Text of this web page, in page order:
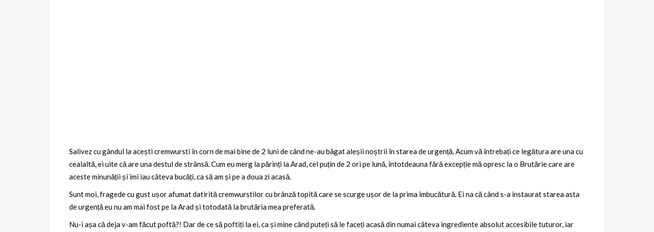
Salivez cu gândul la acești cremwursti în corn de mai bine de 2 luni de când ne-au băgat aleșii noștrii în starea de urgență. Acum vă întrebați ce legătura are una cu
cealaltă, ei uite că are una destul de strânsă. Cum eu merg la părinți la Arad, cel puțin de 2 ori pe lună, întotdeauna fără excepție mă opresc la o Brutărie care are
aceste minunății și îmi iau câteva bucăți, ca să am și pe a doua zi acasă.
Sunt moi, fragede cu gust ușor afumat datirită cremwurstilor cu brânză topită care se scurge ușor de la prima îmbucătură. Ei na că când s-a instaurat starea asta
de urgență eu nu am mai fost pe la Arad și totodată la brutăria mea preferată.
Nu-i așa că deja v-am făcut poftă?! Dar de ce să poftiți la ei, ca și mine când puteți să le faceți acasă din numai câteva ingrediente absolut accesibile tuturor, iar